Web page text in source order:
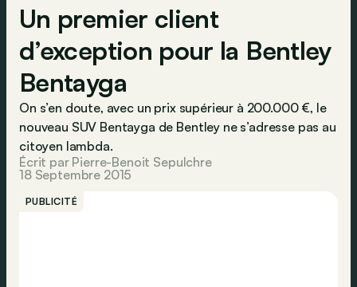
Un premier client
d’exception pour la Bentley
Bentayga
On s’en doute, avec un prix supérieur à 200.000 €, le
nouveau SUV Bentayga de Bentley ne s’adresse pas au
citoyen lambda.
Écrit par Pierre-Benoit Sepulchre
18 Septembre 2015
PUBLICITÉ